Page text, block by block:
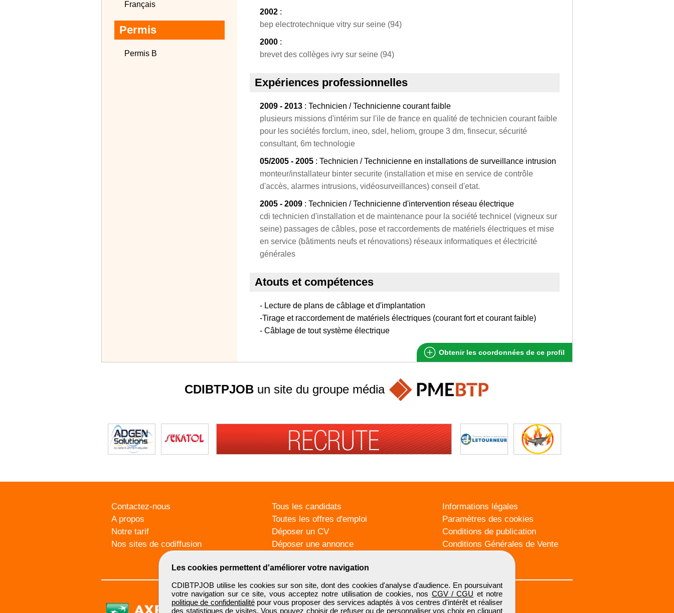
Français
Permis
Permis B
2002 :
bep electrotechnique vitry sur seine (94)
2000 :
brevet des collèges ivry sur seine (94)
Expériences professionnelles
2009 - 2013 : Technicien / Technicienne courant faible
plusieurs missions d'intérim sur l'ile de france en qualité de technicien courant faible
pour les sociétés forclum, ineo, sdel, heliom, groupe 3 dm, finsecur, sécurité
consultant, 6m technologie
05/2005 - 2005 : Technicien / Technicienne en installations de surveillance intrusion
monteur/installateur binter securite (installation et mise en service de contrôle
d'accès, alarmes intrusions, vidéosurveillances) conseil d'etat.
2005 - 2009 : Technicien / Technicienne d'intervention réseau électrique
cdi technicien d'installation et de maintenance pour la société technicel (vigneux sur
seine) passages de câbles, pose et raccordements de matériels électriques et mise
en service (bâtiments neufs et rénovations) réseaux informatiques et électricité
générales
Atouts et compétences
- Lecture de plans de câblage et d'implantation
-Tirage et raccordement de matériels électriques (courant fort et courant faible)
- Câblage de tout système électrique
Obtenir les coordonnées de ce profil
Les cookies permettent d'améliorer votre navigation
CDIBTPJOB utilise les cookies sur son site, dont des cookies d'analyse d'audience. En poursuivant
votre navigation sur ce site, vous acceptez notre utilisation de cookies, nos CGV / CGU et notre
politique de confidentialitépour vous proposer des services adaptés à vos centres d'intérêt et réaliser
des statistiques de visites. Vous pouvez choisir de refuser ou de personnaliser vos choix en cliquant
CDIBTPJOBun site du groupe média
Contactez-nous
A propos
Notre tarif
Nos sites de codiffusion
Tous les candidats
Toutes les offres d'emploi
Déposer un CV
Déposer une annonce
Informations légales
Paramètres des cookies
Conditions de publication
Conditions Générales de Vente